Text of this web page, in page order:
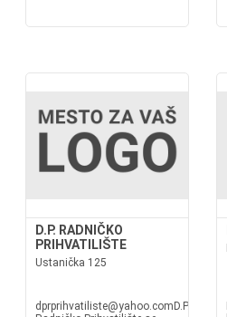
D.P. RADNIČKO
PRIHVATILIŠTE
Ustanička 125
dprprihvatiliste@yahoo.comD.P.